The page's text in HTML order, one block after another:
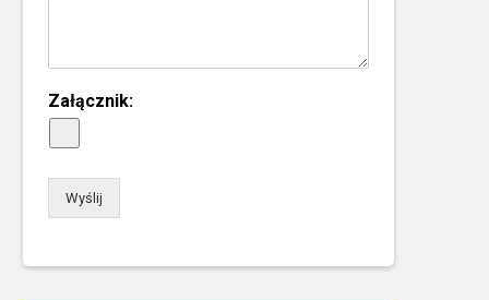
Załącznik:
Wyślij